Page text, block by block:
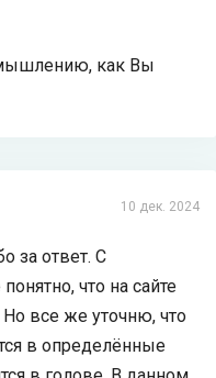
как Вы
10 дек. 2024
за ответ. С
что на сайте
все же уточню, что
в определённые